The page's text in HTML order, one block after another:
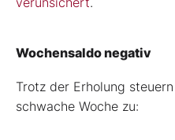
Wochensaldo negativ
Trotz der Erholung
schwache Woche zu: